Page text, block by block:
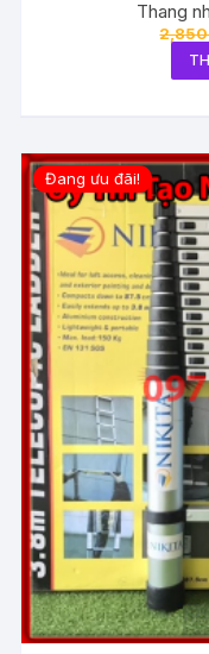
Thang
Đang ưu đãi!